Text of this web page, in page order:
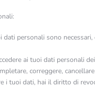
personali sono
ai tuoi dati personali
correggere,
i tuoi dati, hai il diritto di